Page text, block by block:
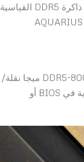
عن أحدث ابتكاراتها في مجال الحوسبة عالية الأداء في معرض Computex 2026. ويأتي في مقدمة هذه الابتكارات ذاكرة DDR5 القياسية
بسرعة 8000 ميجا نقلة/ثانية، وهي الأولى من نوعها في هذا المجال، إلى جانب الإطلاق العالمي لسلسلة منتجات AQUARIUS
تعيد GeIL تعريف حدود ذاكرة الوصول العشوائي الديناميكية عالية السرعة (DRAM) من خلال تقديم مواصفات DDR5-8000 ميجا نقلة/
ثانية المتوافقة تمامًا مع معايير JEDEC. على عكس وحدات الذاكرة التقليدية عالية التردد التي تتطلب تعديلات يدوية في BIOS أو